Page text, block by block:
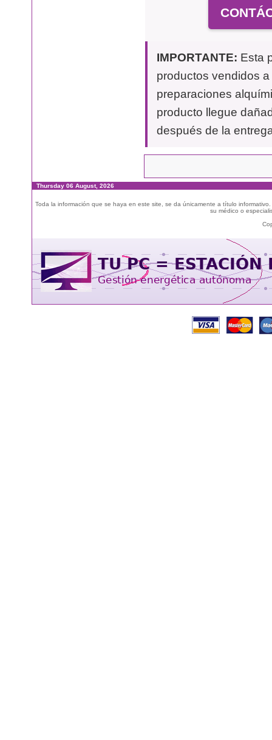
IMPORTANTE: Esta
productos vendidos
preparaciones
producto llegue
después de la
Thursday 06 August, 2026
Toda la información que se haya en este site, se da únicamente a título
su médico o